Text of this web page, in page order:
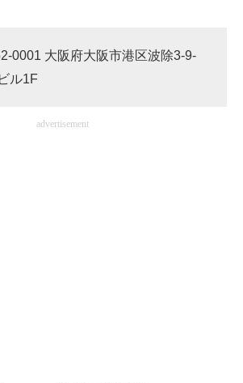
イスの未来
ヒント
0001 大阪府大阪市港区波除3-9-
ル1F
advertisement